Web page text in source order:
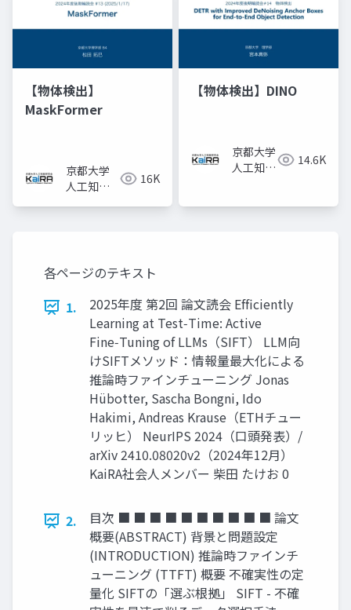
【物体検出】
MaskFormer
京都大学
人工知能
16K
【物体検出】DINO
京都大学
人工知能
14.6K
各ページのテキスト
1.
2025年度 第2回 論文読会 Efﬁciently
Learning at Test‑Time: Active
Fine‑Tuning of LLMs（SIFT） LLM向
けSIFTメソッド：情報量最大化による
推論時ファインチューニング Jonas
Hübotter, Sascha Bongni, Ido
Hakimi, Andreas Krause（ETHチュー
リッヒ） NeurIPS 2024（口頭発表）/
arXiv 2410.08020v2（2024年12月）
KaiRA社会人メンバー 柴田 たけお 0
2.
目次 ■ ■ ■ ■ ■ ■ ■ ■ ■ ■ 論文
概要(ABSTRACT) 背景と問題設定
(INTRODUCTION) 推論時ファインチ
ューニング (TTFT) 概要 不確実性の定
量化 SIFTの「選ぶ根拠」 SIFT - 不確